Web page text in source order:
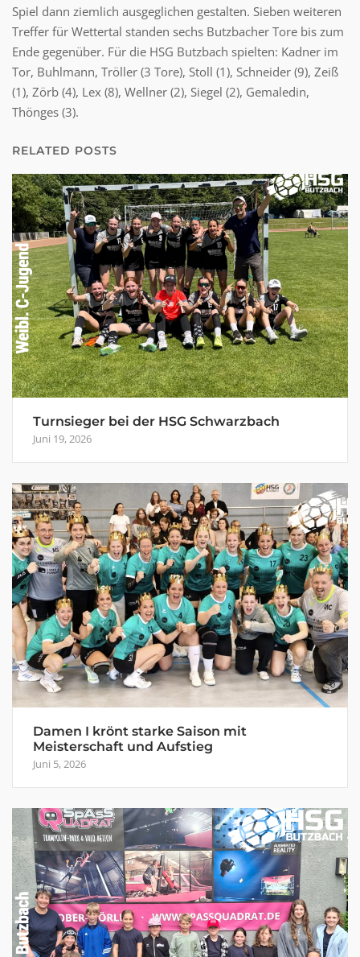
Spiel dann ziemlich ausgeglichen gestalten. Sieben weiteren
Treffer für Wettertal standen sechs Butzbacher Tore bis zum
Ende gegenüber. Für die HSG Butzbach spielten: Kadner im
Tor, Buhlmann, Tröller (3 Tore), Stoll (1), Schneider (9), Zeiß
(1), Zörb (4), Lex (8), Wellner (2), Siegel (2), Gemaledin,
Thönges (3).
RELATED POSTS
Turnsieger bei der HSG Schwarzbach
Juni 19, 2026
Damen I krönt starke Saison mit
Meisterschaft und Aufstieg
Juni 5, 2026